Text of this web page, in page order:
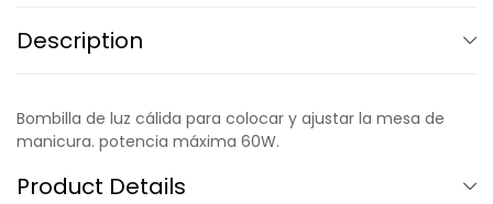
Description
Bombilla de luz cálida para colocar y ajustar la mesa de
manicura. potencia máxima 60W.
Product Details